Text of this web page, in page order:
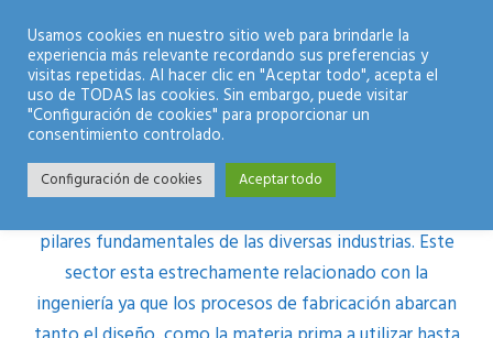
Modo Nocturno
pilares fundamentales de las diversas industrias. Este
sector esta estrechamente relacionado con la
ingeniería ya que los procesos de fabricación abarcan
Usamos cookies en nuestro sitio web para brindarle la
experiencia más relevante recordando sus preferencias y
visitas repetidas. Al hacer clic en "Aceptar todo", acepta el
uso de TODAS las cookies. Sin embargo, puede visitar
"Configuración de cookies" para proporcionar un
consentimiento controlado.
Configuración de cookies Aceptar todo